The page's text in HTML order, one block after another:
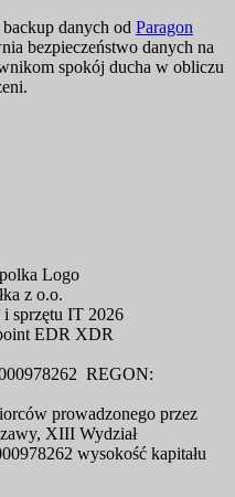
danych od Paragon
bezpieczeństwo danych na
spokój ducha w obliczu
z o.o.
sprzętu IT 2026
EDR XDR
REGON:
prowadzonego przez
XIII Wydział
wysokość kapitału